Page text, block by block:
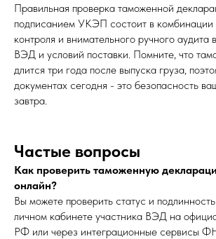
Правильная проверка таможенной
подписанием УКЭП состоит в комбинации
контроля и внимательного ручного аудита
ВЭД и условий поставки. Помните, что
длится три года после выпуска груза,
документах сегодня - это безопасность
завтра.
Частые вопросы
Как проверить таможенную
онлайн?
Вы можете проверить статус и
личном кабинете участника ВЭД на
РФ или через интеграционные сервисы